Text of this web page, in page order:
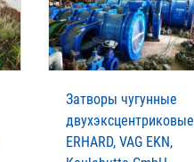
Затворы чугунные
двухэксцентриковые
ERHARD, VAG EKN,